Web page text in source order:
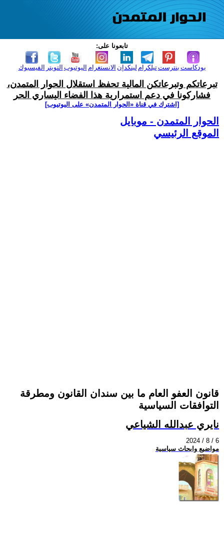
تابعونا على:
الفيسبوك التويتر اليوتيوب الانستغرام لينكدإن تيلكرامبنترست بودكاست
تبرعاتكم وتبرعاتكن المالية تحفظ استقلال الحوار المتمدن،
فشاركونا في دعم استمرارية هذا الفضاء اليساري الحر
[اشترك في قناة ‫«الحوار المتمدن» على اليوتيوب]
الحوار المتمدن - موبايل
الموقع الرئيسي
قانون العفو العام ما بين سندان القانون ومطرقة
التوافقات السياسية
نايري عبدالله الشياعي
2024 / 8 / 6
مواضيع وابحاث سياسية